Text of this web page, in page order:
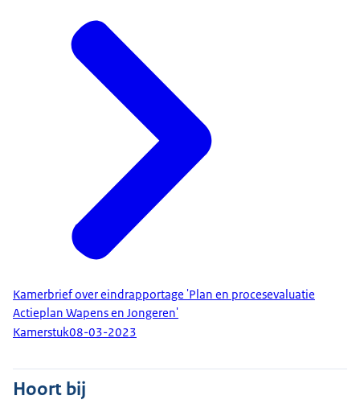
Kamerbrief over eindrapportage 'Plan en procesevaluatie
Actieplan Wapens en Jongeren'
Kamerstuk08-03-2023
Hoort bij